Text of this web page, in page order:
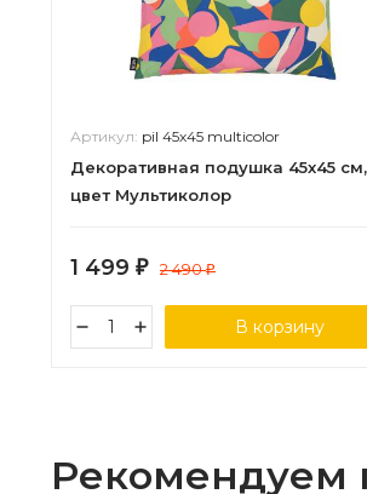
Артикул: pil 45х45 multicolor
Декоративная подушка 45х45 см,
цвет Мультиколор
1 499 ₽ 2 490₽
В корзину
Рекомендуем